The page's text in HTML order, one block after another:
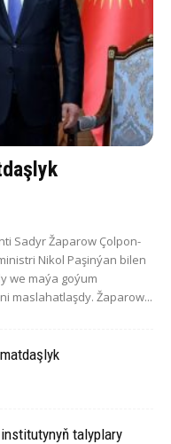
Sadyr Žaparow Çolpon-
Nikol Paşinýan bilen
we maýa goýum
maslahatlaşdy. Žaparow...
talyplary